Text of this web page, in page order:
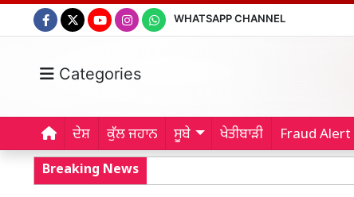
WHATSAPP CHANNEL
Categories
ਦੇਸ਼ ਕੁੱਲ ਜਹਾਨ ਸੂਬੇ ਖੇਤੀਬਾੜੀ Fraud Alert
Breaking News